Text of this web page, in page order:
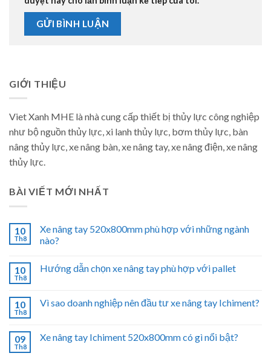
GIỚI THIỆU
Viet Xanh MHE là nhà cung cấp thiết bị thủy lực công nghiệp
như bộ nguồn thủy lực, xi lanh thủy lực, bơm thủy lực, bàn
nâng thủy lực, xe nâng bàn, xe nâng tay, xe nâng điện, xe nâng
thủy lực.
BÀI VIẾT MỚI NHẤT
10
Th8
Xe nâng tay 520x800mm phù hợp với những ngành
nào?
10
Th8
Hướng dẫn chọn xe nâng tay phù hợp với pallet
10
Th8
Vì sao doanh nghiệp nên đầu tư xe nâng tay Ichiment?
09
Th8
Xe nâng tay Ichiment 520x800mm có gì nổi bật?